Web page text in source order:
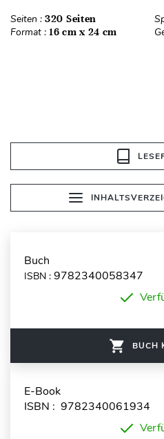
Seiten : 320 Seiten
Format : 16 cm x 24 cm
Buch
ISBN : 9782340058347
BUCH
E-Book
ISBN : 9782340061934